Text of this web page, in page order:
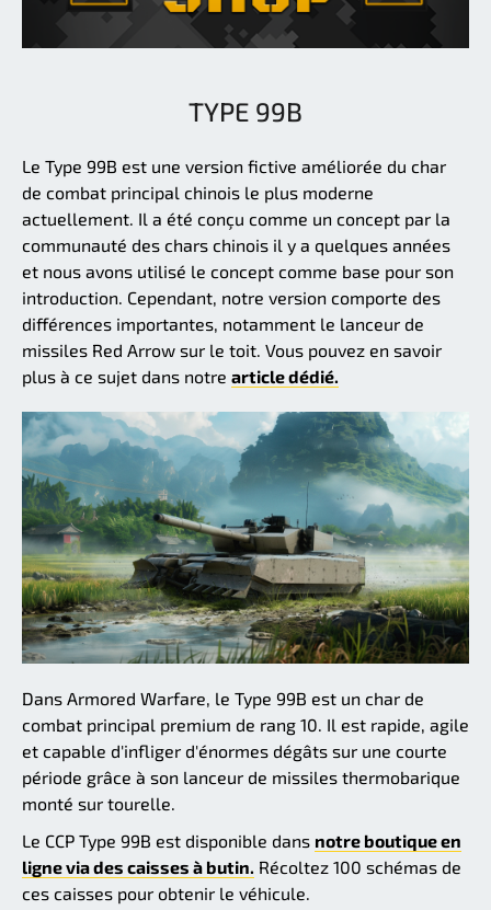
TYPE 99B
Le Type 99B est une version fictive améliorée du char
de combat principal chinois le plus moderne
actuellement. Il a été conçu comme un concept par la
communauté des chars chinois il y a quelques années
et nous avons utilisé le concept comme base pour son
introduction. Cependant, notre version comporte des
différences importantes, notamment le lanceur de
missiles Red Arrow sur le toit. Vous pouvez en savoir
plus à ce sujet dans notre article dédié.
Dans Armored Warfare, le Type 99B est un char de
combat principal premium de rang 10. Il est rapide, agile
et capable d'infliger d'énormes dégâts sur une courte
période grâce à son lanceur de missiles thermobarique
monté sur tourelle.
Le CCP Type 99B est disponible dans notre boutique en
ligne via des caisses à butin. Récoltez 100 schémas de
ces caisses pour obtenir le véhicule.